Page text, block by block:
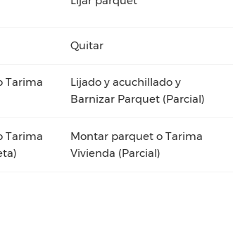
Quitar
Tarima
Lijado y acuchillado y
Barnizar Parquet (Parcial)
Tarima
Montar parquet o Tarima
Vivienda (Parcial)